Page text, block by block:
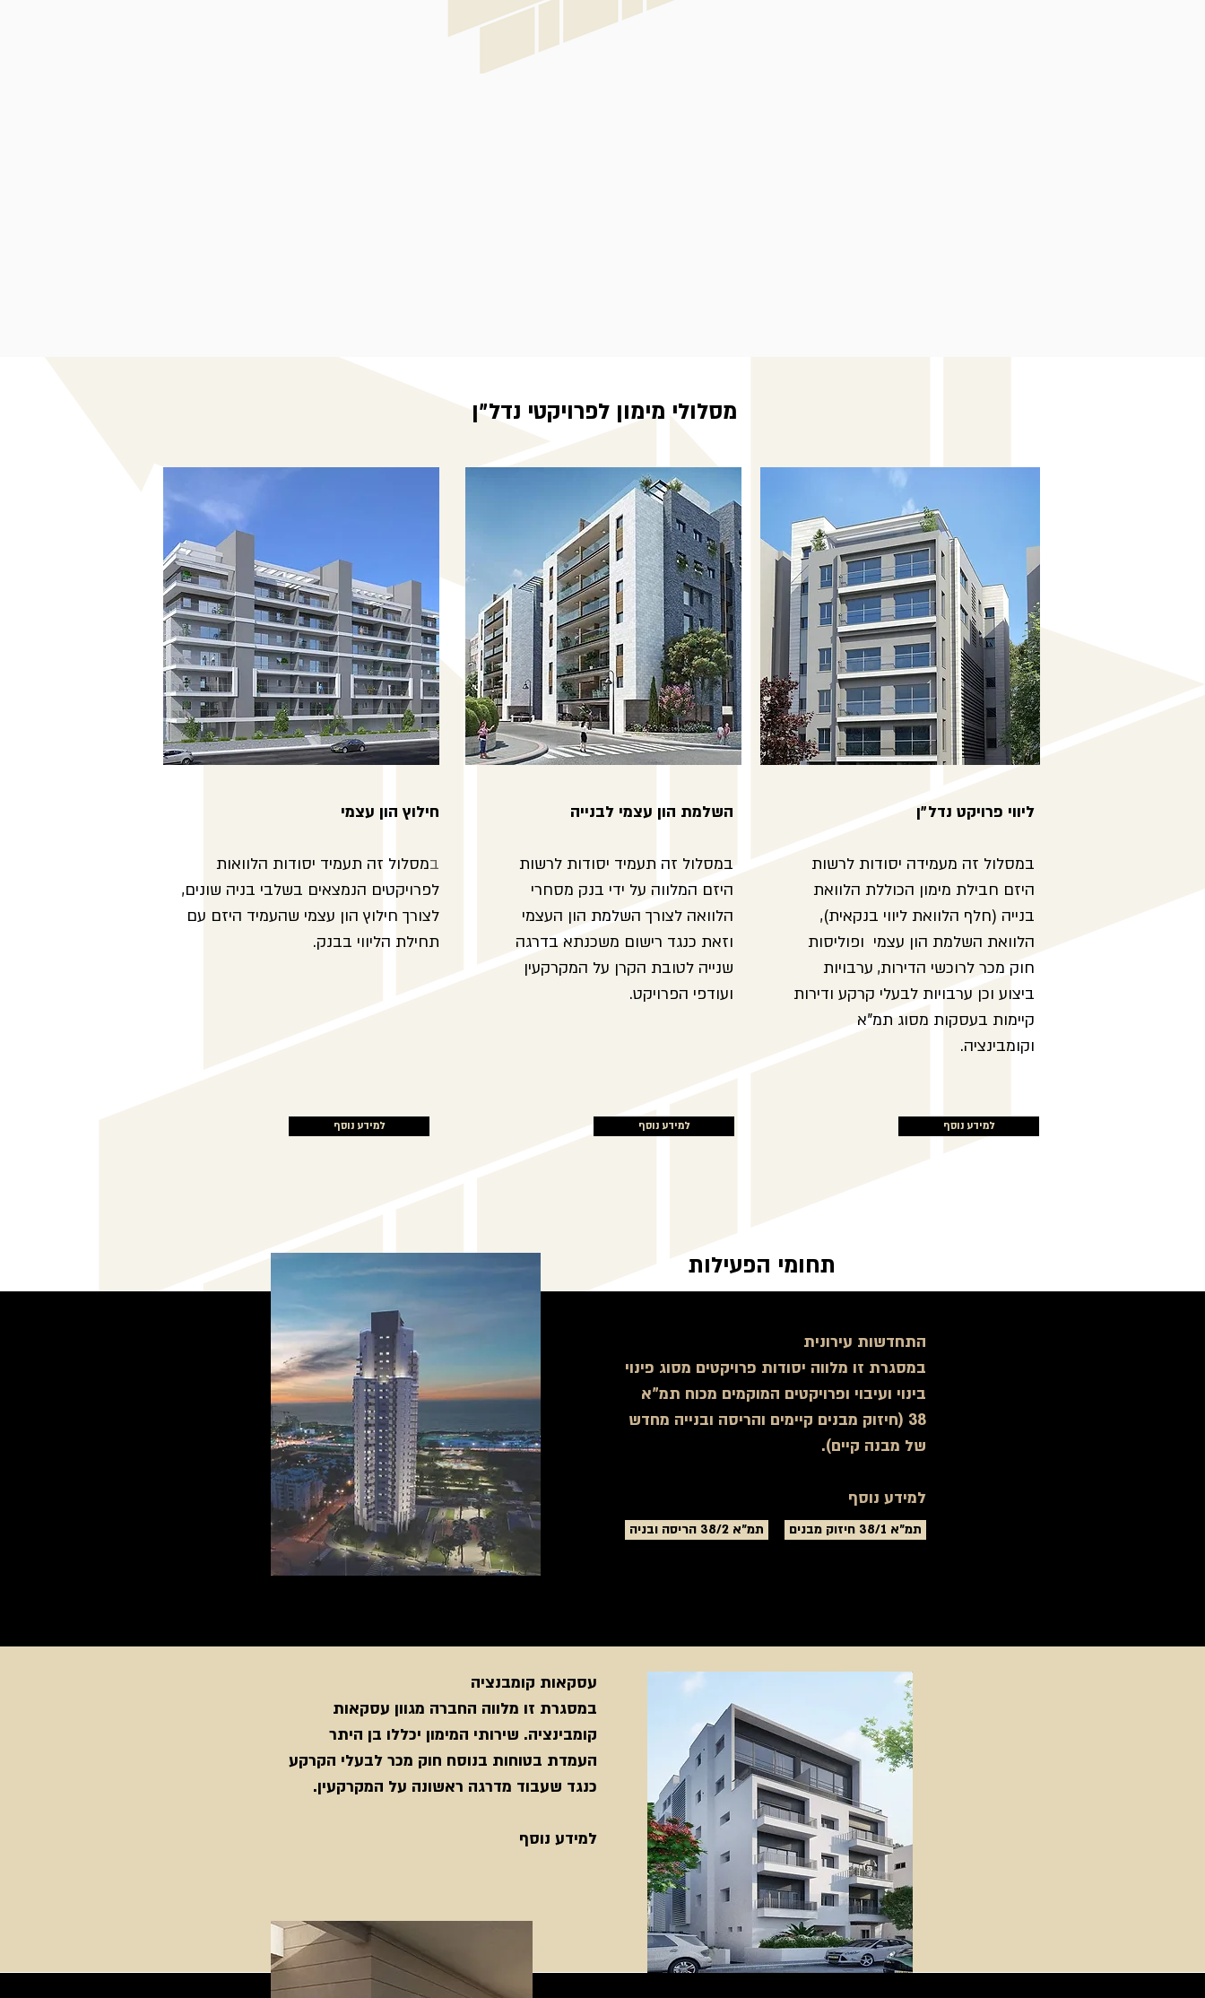
מסלולי מימון לפרויקטי נדל״ן
חילוץ הון עצמי
במסלול זה תעמיד יסודות הלוואות
לפרויקטים הנמצאים בשלבי בניה שונים,
לצורך חילוץ הון עצמי שהעמיד היזם עם
תחילת הליווי בבנק.
השלמת הון עצמי לבנייה
במסלול זה תעמיד יסודות לרשות
היזם המלווה על ידי בנק מסחרי
הלוואה לצורך השלמת הון העצמי
וזאת כנגד רישום משכנתא בדרגה
שנייה לטובת הקרן על המקרקעין
ועודפי הפרויקט.
ליווי פרויקט נדל״ן
במסלול זה מעמידה יסודות לרשות
היזם חבילת מימון הכוללת הלוואת
בנייה (חלף הלוואת ליווי בנקאית),
הלוואת השלמת הון עצמי ופוליסות
חוק מכר לרוכשי הדירות, ערבויות
ביצוע וכן ערבויות לבעלי קרקע ודירות
קיימות בעסקות מסוג תמ"א
וקומבינציה.
למידע נוסף למידע נוסף למידע נוסף
תחומי הפעילות
עסקאות קומבנציה
במסגרת זו מלווה החברה מגוון עסקאות
קומבינציה. שירותי המימון יכללו בן היתר
העמדת בטוחות בנוסח חוק מכר לבעלי הקרקע
כנגד שעבוד מדרגה ראשונה על המקרקעין.
למידע נוסף
התחדשות עירונית
במסגרת זו מלווה יסודות פרויקטים מסוג פינוי
בינוי ועיבוי ופרויקטים המוקמים מכוח תמ"א
38 (חיזוק מבנים קיימים והריסה ובנייה מחדש
של מבנה קיים).
למידע נוסף
תמ״א 38/2 הריסה ובניה תמ״א 38/1 חיזוק מבנים